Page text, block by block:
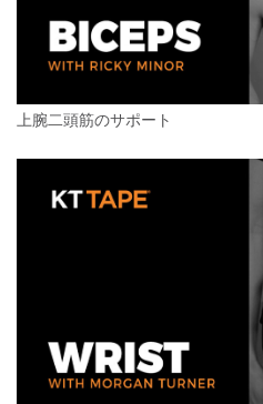
上腕二頭筋のサポート